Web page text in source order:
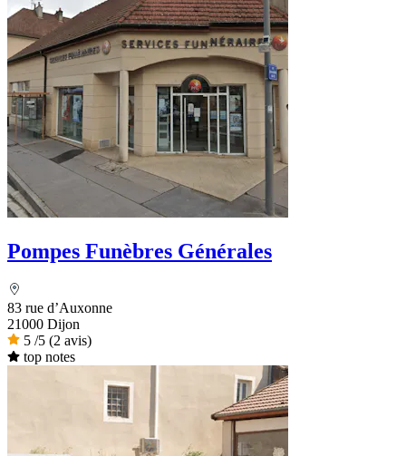
Pompes Funèbres Générales
83 rue d’Auxonne
21000 Dijon
5 /5 (2 avis)
top notes